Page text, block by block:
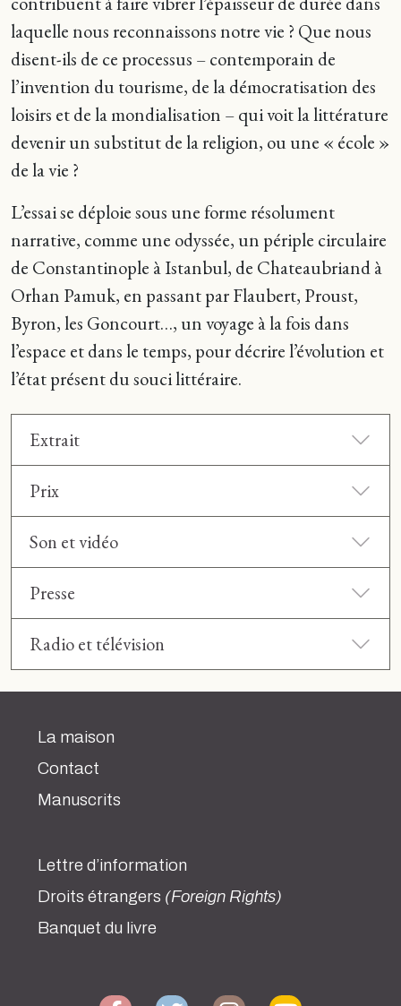
laquelle nous reconnaissons notre vie ? Que nous
disent-ils de ce processus – contemporain de
l’invention du tourisme, de la démocratisation des
loisirs et de la mondialisation – qui voit la littérature
devenir un substitut de la religion, ou une « école »
de la vie ?
L’essai se déploie sous une forme résolument
narrative, comme une odyssée, un périple circulaire
de Constantinople à Istanbul, de Chateaubriand à
Orhan Pamuk, en passant par Flaubert, Proust,
Byron, les Goncourt…, un voyage à la fois dans
l’espace et dans le temps, pour décrire l’évolution et
l’état présent du souci littéraire.
Extrait
Prix
Son et vidéo
Presse
Radio et télévision
La maison
Contact
Manuscrits
Lettre d’information
Droits étrangers (Foreign Rights)
Banquet du livre